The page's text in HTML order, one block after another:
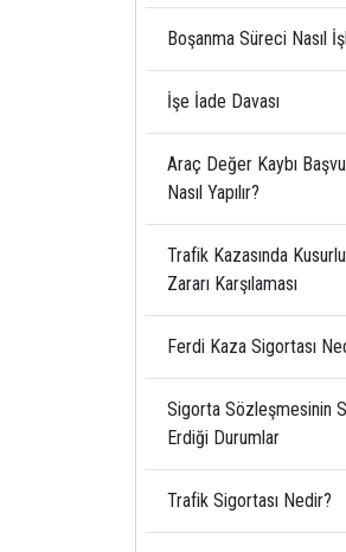
Boşanma Süreci Nasıl
İşe İade Davası
Araç Değer Kaybı
Nasıl Yapılır?
Trafik Kazasında
Zararı Karşılaması
Ferdi Kaza Sigortası
Sigorta Sözleşmesinin
Erdiği Durumlar
Trafik Sigortası Nedir?